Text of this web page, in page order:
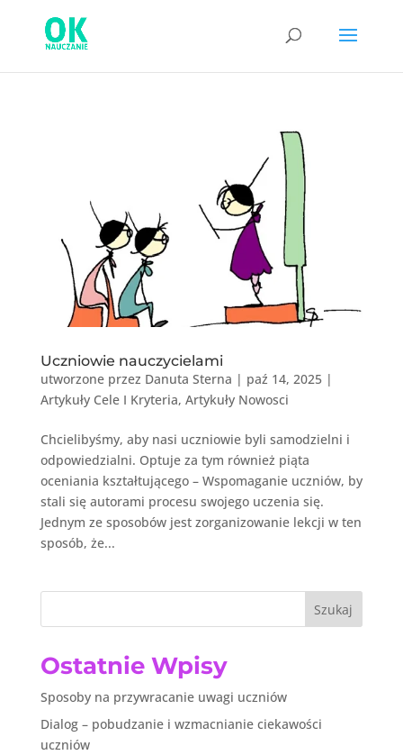
Uczniowie nauczycielami
utworzone przez Danuta Sterna | paź 14, 2025|
Artykuły Cele I Kryteria, Artykuły Nowosci
Chcielibyśmy, aby nasi uczniowie byli samodzielni i
odpowiedzialni. Optuje za tym również piąta
oceniania kształtującego – Wspomaganie uczniów, by
stali się autorami procesu swojego uczenia się.
Jednym ze sposobów jest zorganizowanie lekcji w ten
sposób, że...
Szukaj
Ostatnie Wpisy
Sposoby na przywracanie uwagi uczniów
Dialog – pobudzanie i wzmacnianie ciekawości
uczniów